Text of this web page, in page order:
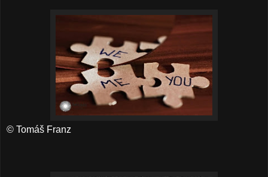
© Tomáš Franz